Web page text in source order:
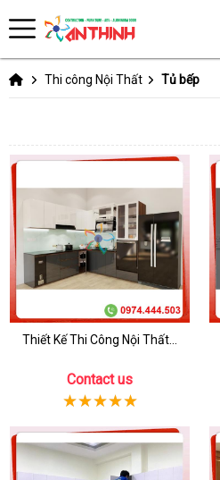
Thi công Nội Thất Tủ bếp
Thiết Kế Thi Công Nội Thất...
Contact us